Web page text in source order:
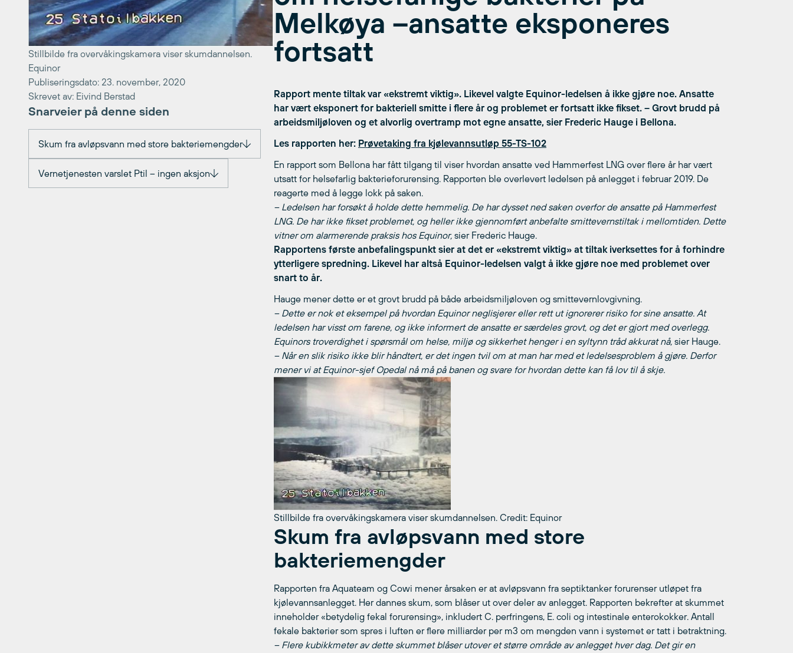
Stillbilde fra overvåkingskamera viser skumdannelsen.
Equinor
Publiseringsdato: 23. november, 2020
Skrevet av: Eivind Berstad
Snarveier på denne siden
Skum fra avløpsvann med store bakteriemengder
Vernetjenesten varslet Ptil – ingen aksjon
Melkøya –ansatte eksponeres
fortsatt
Rapport mente tiltak var «ekstremt viktig». Likevel valgte Equinor-ledelsen å ikke gjøre noe. Ansatte
har vært eksponert for bakteriell smitte i flere år og problemet er fortsatt ikke fikset. – Grovt brudd på
arbeidsmiljøloven og et alvorlig overtramp mot egne ansatte, sier Frederic Hauge i Bellona.
Les rapporten her: Prøvetaking fra kjølevannsutløp 55-TS-102
En rapport som Bellona har fått tilgang til viser hvordan ansatte ved Hammerfest LNG over flere år har vært
utsatt for helsefarlig bakterieforurensing. Rapporten ble overlevert ledelsen på anlegget i februar 2019. De
reagerte med å legge lokk på saken.
– Ledelsen har forsøkt å holde dette hemmelig. De har dysset ned saken overfor de ansatte på Hammerfest
LNG. De har ikke fikset problemet, og heller ikke gjennomført anbefalte smittevernstiltak i mellomtiden. Dette
vitner om alarmerende praksis hos Equinor, sier Frederic Hauge.
Rapportens første anbefalingspunkt sier at det er «ekstremt viktig» at tiltak iverksettes for å forhindre
ytterligere spredning. Likevel har altså Equinor-ledelsen valgt å ikke gjøre noe med problemet over
snart to år.
Hauge mener dette er et grovt brudd på både arbeidsmiljøloven og smittevernlovgivning.
– Dette er nok et eksempel på hvordan Equinor neglisjerer eller rett ut ignorerer risiko for sine ansatte. At
ledelsen har visst om farene, og ikke informert de ansatte er særdeles grovt, og det er gjort med overlegg.
Equinors troverdighet i spørsmål om helse, miljø og sikkerhet henger i en syltynn tråd akkurat nå, sier Hauge.
– Når en slik risiko ikke blir håndtert, er det ingen tvil om at man har med et ledelsesproblem å gjøre. Derfor
mener vi at Equinor-sjef Opedal nå må på banen og svare for hvordan dette kan få lov til å skje.
Stillbilde fra overvåkingskamera viser skumdannelsen. Credit: Equinor
Skum fra avløpsvann med store
bakteriemengder
Rapporten fra Aquateam og Cowi mener årsaken er at avløpsvann fra septiktanker forurenser utløpet fra
kjølevannsanlegget. Her dannes skum, som blåser ut over deler av anlegget. Rapporten bekrefter at skummet
inneholder «betydelig fekal forurensing», inkludert C. perfringens, E. coli og intestinale enterokokker. Antall
fekale bakterier som spres i luften er flere milliarder per m3 om mengden vann i systemet er tatt i betraktning.
– Flere kubikkmeter av dette skummet blåser utover et større område av anlegget hver dag. Det gir en